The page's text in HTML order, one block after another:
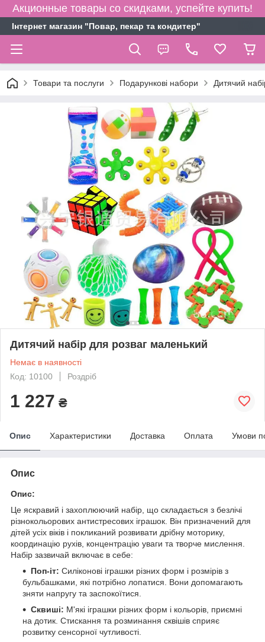
Акционные товары со скидками, успейте купить!
Інтернет магазин "Повар, пекар та кондитер"
Товари та послуги Подарункові набори Дитячий
Дитячий набір для розваг маленький
Немає в наявності
Код: 10100
Роздріб
1 227 ₴
Опис Характеристики Доставка Оплата Умови
Опис
Опис:
Це яскравий і захоплюючий набір, що складається з безлічі
різнокольорових антистресових іграшок. Він призначений для
дітей усіх віків і покликаний розвивати дрібну моторику,
координацію рухів, концентрацію уваги та творче мислення.
Набір зазвичай включає в себе:
Поп-іт: Силіконові іграшки різних форм і розмірів з
бульбашками, які потрібно лопатися. Вони допомагають
зняти напругу та заспокоїтися.
Сквиші: М'які іграшки різних форм і кольорів, приємні
на дотик. Стискання та розминання сквішів сприяє
розвитку сенсорної чутливості.